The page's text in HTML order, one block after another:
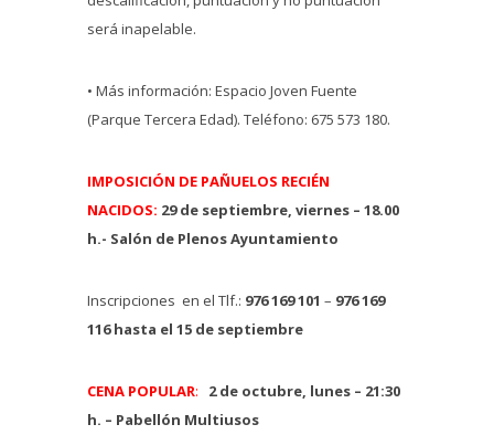
será inapelable.
• Más información: Espacio Joven Fuente
(Parque Tercera Edad). Teléfono: 675 573 180.
IMPOSICIÓN DE PAÑUELOS RECIÉN
NACIDOS: 29 de septiembre, viernes – 18.00
h.- Salón de Plenos Ayuntamiento
Inscripciones en el Tlf.: 976 169 101 – 976 169
116hasta el 15 de septiembre
CENA POPULAR:
2 de octubre, lunes – 21:30
h. – Pabellón Multiusos